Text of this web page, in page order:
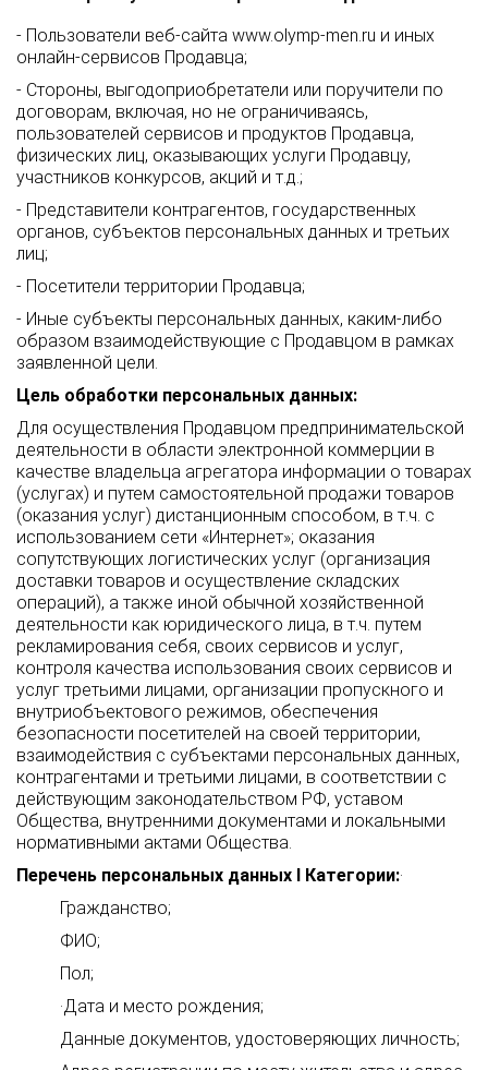
- Пользователи веб-сайта www.olymp-men.ru и иных
онлайн-сервисов Продавца;
- Стороны, выгодоприобретатели или поручители по
договорам, включая, но не ограничиваясь,
пользователей сервисов и продуктов Продавца,
физических лиц, оказывающих услуги Продавцу,
участников конкурсов, акций и т.д.;
- Представители контрагентов, государственных
органов, субъектов персональных данных и третьих
лиц;
- Посетители территории Продавца;
- Иные субъекты персональных данных, каким-либо
образом взаимодействующие с Продавцом в рамках
заявленной цели.
Цель обработки персональных данных:
Для осуществления Продавцом предпринимательской
деятельности в области электронной коммерции в
качестве владельца агрегатора информации о товарах
(услугах) и путем самостоятельной продажи товаров
(оказания услуг) дистанционным способом, в т.ч. с
использованием сети «Интернет»; оказания
сопутствующих логистических услуг (организация
доставки товаров и осуществление складских
операций), а также иной обычной хозяйственной
деятельности как юридического лица, в т.ч. путем
рекламирования себя, своих сервисов и услуг,
контроля качества использования своих сервисов и
услуг третьими лицами, организации пропускного и
внутриобъектового режимов, обеспечения
безопасности посетителей на своей территории,
взаимодействия с субъектами персональных данных,
контрагентами и третьими лицами, в соответствии с
действующим законодательством РФ, уставом
Общества, внутренними документами и локальными
нормативными актами Общества.
Перечень персональных данных I Категории:·
Гражданство;
ФИО;
Пол;
·Дата и место рождения;
Данные документов, удостоверяющих личность;